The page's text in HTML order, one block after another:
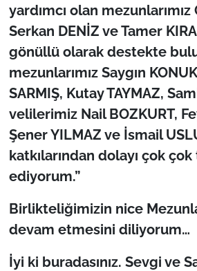
yardımcı olan
Serkan DENİZ ve Tamer
gönüllü olarak destekte
mezunlarımız Saygın
SARMIŞ, Kutay TAYMAZ,
velilerimiz Nail BOZKURT,
Şener YILMAZ ve İsmail
katkılarından dolayı çok
ediyorum.”
Birlikteliğimizin nice
devam etmesini diliyorum…
İyi ki buradasınız. Sevgi ve